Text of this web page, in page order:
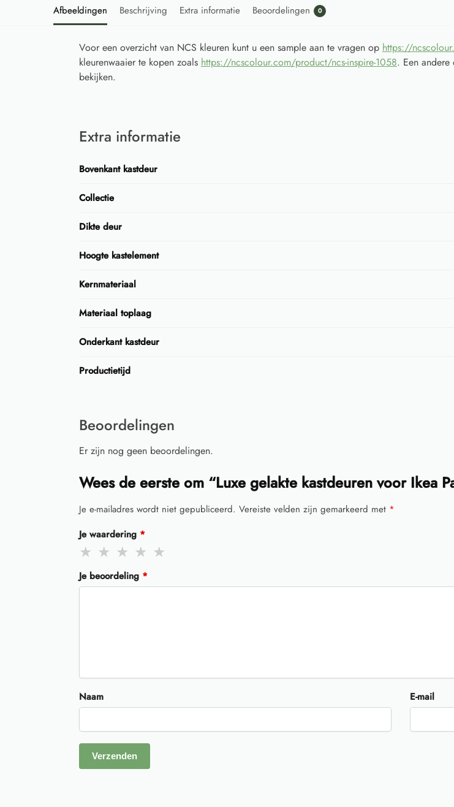
Afbeeldingen Beschrijving Extra informatie Beoordelingen 0
Voor een overzicht van NCS kleuren kunt u een sample aan te vragen op https://
kleurenwaaier te kopen zoals https://ncscolour.com/product/ncs-inspire-1058. Een
bekijken.
Extra informatie
Bovenkant kastdeur
Collectie
Dikte deur
Hoogte kastelement
Kernmateriaal
Materiaal toplaag
Onderkant kastdeur
Productietijd
Beoordelingen
Er zijn nog geen beoordelingen.
Wees de eerste om “Luxe gelakte kastdeuren voor Ikea
Je e-mailadres wordt niet gepubliceerd. Vereiste velden zijn gemarkeerd met *
Je waardering *
Je beoordeling *
Naam E-mail